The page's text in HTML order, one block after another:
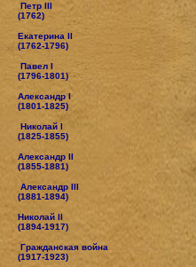
Петр III
(1762)
Екатерина II
(1762-1796)
Павел I
(1796-1801)
Александр I
(1801-1825)
Николай I
(1825-1855)
Александр II
(1855-1881)
Александр III
(1881-1894)
Николай II
(1894-1917)
Гражданская война
(1917-1923)